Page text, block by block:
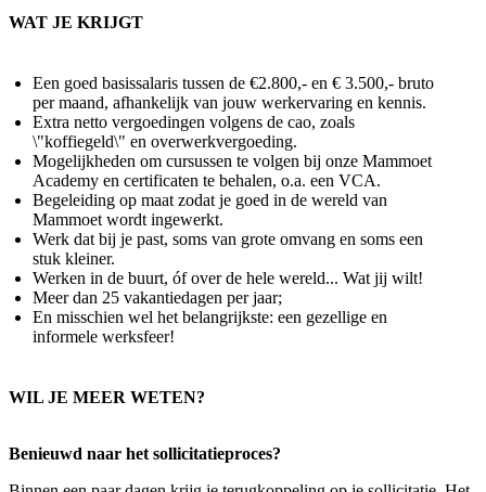
WAT JE KRIJGT
Een goed basissalaris tussen de €2.800,- en € 3.500,- bruto
per maand, afhankelijk van jouw werkervaring en kennis.
Extra netto vergoedingen volgens de cao, zoals
\"koffiegeld\" en overwerkvergoeding.
Mogelijkheden om cursussen te volgen bij onze Mammoet
Academy en certificaten te behalen, o.a. een VCA.
Begeleiding op maat zodat je goed in de wereld van
Mammoet wordt ingewerkt.
Werk dat bij je past, soms van grote omvang en soms een
stuk kleiner.
Werken in de buurt, óf over de hele wereld... Wat jij wilt!
Meer dan 25 vakantiedagen per jaar;
En misschien wel het belangrijkste: een gezellige en
informele werksfeer!
WIL JE MEER WETEN?
Benieuwd naar het sollicitatieproces?